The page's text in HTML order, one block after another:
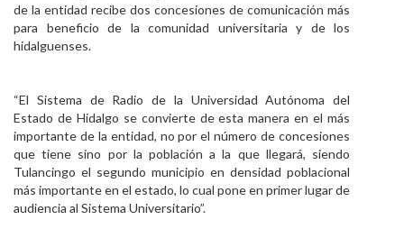
de la entidad recibe dos concesiones de comunicación más
para beneficio de la comunidad universitaria y de los
hidalguenses.
“El Sistema de Radio de la Universidad Autónoma del
Estado de Hidalgo se convierte de esta manera en el más
importante de la entidad, no por el número de concesiones
que tiene sino por la población a la que llegará, siendo
Tulancingo el segundo municipio en densidad poblacional
más importante en el estado, lo cual pone en primer lugar de
audiencia al Sistema Universitario”.